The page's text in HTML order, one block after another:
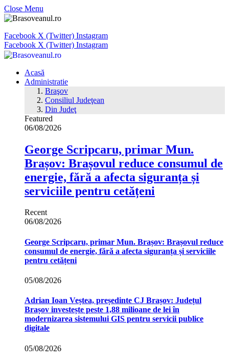
Close Menu
Facebook X (Twitter) Instagram
Facebook X (Twitter) Instagram
Acasă
Administratie
Braşov
Consiliul Judeţean
Din Judeţ
Featured
06/08/2026
George Scripcaru, primar Mun.
Brașov: Brașovul reduce consumul de
energie, fără a afecta siguranța și
serviciile pentru cetățeni
Recent
06/08/2026
George Scripcaru, primar Mun. Brașov: Brașovul reduce
consumul de energie, fără a afecta siguranța și serviciile
pentru cetățeni
05/08/2026
Adrian Ioan Veștea, președinte CJ Brașov: Județul
Brașov investește peste 1,88 milioane de lei în
modernizarea sistemului GIS pentru servicii publice
digitale
05/08/2026